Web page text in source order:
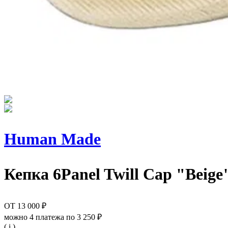
Human Made
Кепка 6Panel Twill Cap
ОТ 13 000 ₽
можно 4 платежа по 3 250 ₽